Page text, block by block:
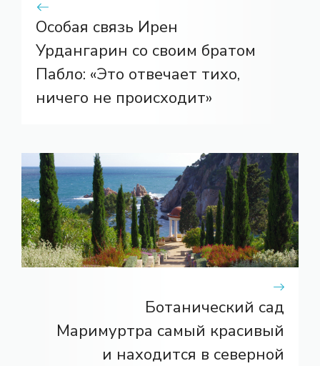
Особая связь Ирен
Урдангарин со своим братом
Пабло: «Это отвечает тихо,
ничего не происходит»
Ботанический сад
Маримуртра самый красивый
и находится в северной